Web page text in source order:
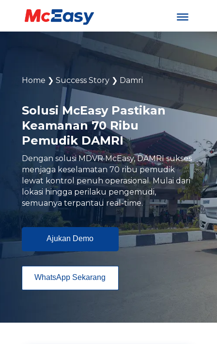
Home ❯ Success Story❯ Damri
Solusi McEasy Pastikan
Keamanan 70 Ribu
Pemudik DAMRI
Dengan solusi MDVR McEasy, DAMRI sukses
menjaga keselamatan 70 ribu pemudik
lewat kontrol penuh operasional. Mulai dari
lokasi hingga perilaku pengemudi,
semuanya terpantau real-time.
Ajukan Demo
WhatsApp Sekarang